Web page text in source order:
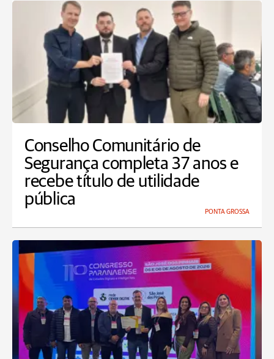
Conselho Comunitário de
Segurança completa 37 anos e
recebe título de utilidade
pública
PONTA GROSSA